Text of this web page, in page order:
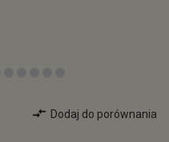
Dodaj do porównania